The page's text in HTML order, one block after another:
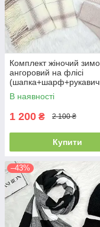
Комплект жіночий
ангоровий на флісі
ODYSSEY 55-58 см
різнокольоровий 12824 -
В наявності
1 200 ₴ 2 100 ₴
Купити
–43%